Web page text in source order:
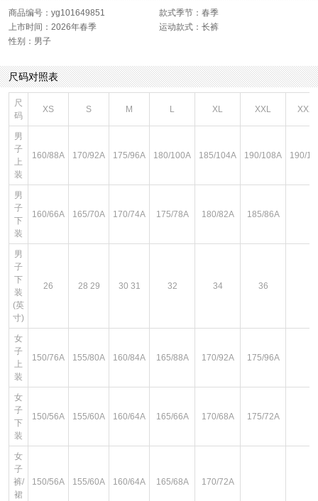
商品编号：yg101649851
款式季节：春季
上市时间：2026年春季
运动款式：长裤
性别：男子
尺码对照表
尺
码
XS S M L XL XXL
男
子
上
装
160/88A 170/92A 175/96A 180/100A 185/104A 190/108A 190/
男
子
下
装
160/66A 165/70A 170/74A 175/78A 180/82A 185/86A
男
子
下
装
(英
寸)
26 28 29 30 31 32 34 36
女
子
上
装
150/76A 155/80A 160/84A 165/88A 170/92A 175/96A
女
子
下
装
150/56A 155/60A 160/64A 165/66A 170/68A 175/72A
女
子
裤/
裙
150/56A 155/60A 160/64A 165/68A 170/72A